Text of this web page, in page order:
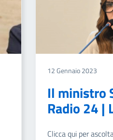
12 Gennaio 2023
Il ministro
Radio 24 |
Clicca qui per